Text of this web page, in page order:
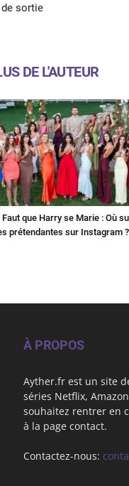
de sortie
DE L'AUTEUR
Faut que Harry se Marie : Où
prétendantes sur Instagram ?
À PROPOS
Ayther.fr est un site
séries Netflix,
souhaitez rentrer en
à la page contact.
Contactez-nous: